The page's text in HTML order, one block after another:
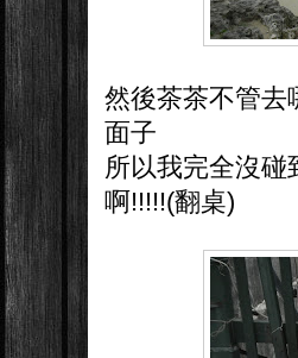
然後茶茶不管去
面子
所以我完全沒
啊!!!!!(翻桌)